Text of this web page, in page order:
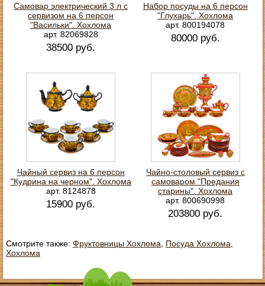
Самовар электрический 3 л с
сервизом на 6 персон
"Васильки". Хохлома
арт. 82069828
38500 руб.
Набор посуды на 6 персон
"Глухарь". Хохлома
арт. 800194078
80000 руб.
Чайный сервиз на 6 персон
"Кудрина на черном". Хохлома
арт. 8124878
15900 руб.
Чайно-столовый сервиз с
самоваром "Предания
старины". Хохлома
арт. 800690998
203800 руб.
Смотрите также: Фруктовницы Хохлома Посуда Хохлома
Хохлома